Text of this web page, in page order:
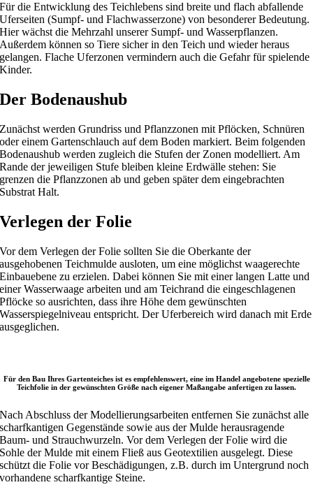
Für die Entwicklung des Teichlebens sind breite und flach abfallende
Uferseiten (Sumpf- und Flachwasserzone) von besonderer Bedeutung.
Hier wächst die Mehrzahl unserer Sumpf- und Wasserpflanzen.
Außerdem können so Tiere sicher in den Teich und wieder heraus
gelangen. Flache Uferzonen vermindern auch die Gefahr für spielende
Kinder.
Der Bodenaushub
Zunächst werden Grundriss und Pflanzzonen mit Pflöcken, Schnüren
oder einem Gartenschlauch auf dem Boden markiert. Beim folgenden
Bodenaushub werden zugleich die Stufen der Zonen modelliert. Am
Rande der jeweiligen Stufe bleiben kleine Erdwälle stehen: Sie
grenzen die Pflanzzonen ab und geben später dem eingebrachten
Substrat Halt.
Verlegen der Folie
Vor dem Verlegen der Folie sollten Sie die Oberkante der
ausgehobenen Teichmulde ausloten, um eine möglichst waagerechte
Einbauebene zu erzielen. Dabei können Sie mit einer langen Latte und
einer Wasserwaage arbeiten und am Teichrand die eingeschlagenen
Pflöcke so ausrichten, dass ihre Höhe dem gewünschten
Wasserspiegelniveau entspricht. Der Uferbereich wird danach mit Erde
ausgeglichen.
Für den Bau Ihres Gartenteiches ist es empfehlenswert, eine im Handel angebotene spezielle
Teichfolie in der gewünschten Größe nach eigener Maßangabe anfertigen zu lassen.
Nach Abschluss der Modellierungsarbeiten entfernen Sie zunächst alle
scharfkantigen Gegenstände sowie aus der Mulde herausragende
Baum- und Strauchwurzeln. Vor dem Verlegen der Folie wird die
Sohle der Mulde mit einem Fließ aus Geotextilien ausgelegt. Diese
schützt die Folie vor Beschädigungen, z.B. durch im Untergrund noch
vorhandene scharfkantige Steine.